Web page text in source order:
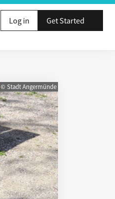
Log in Get Started
© Stadt Angermünde